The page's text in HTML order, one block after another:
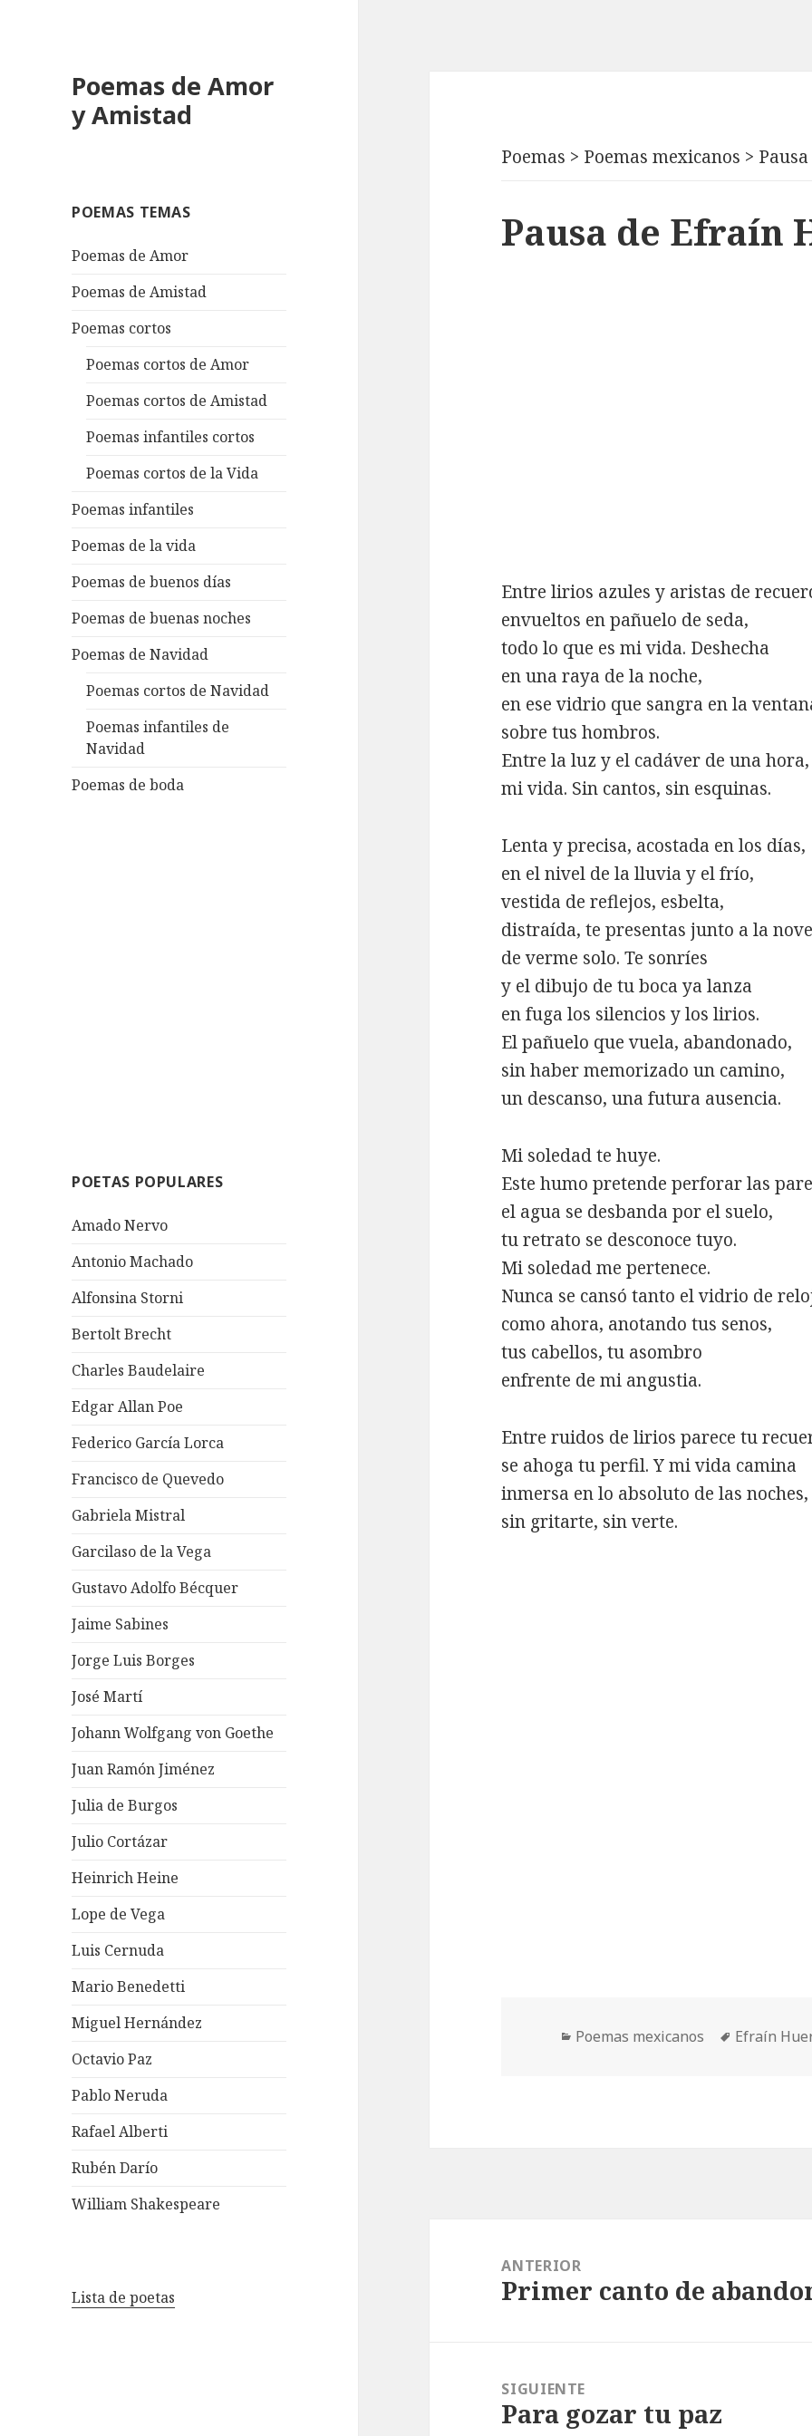
Poemas de Amor
y Amistad
POEMAS TEMAS
Poemas de Amor
Poemas de Amistad
Poemas cortos
Poemas cortos de Amor
Poemas cortos de Amistad
Poemas infantiles cortos
Poemas cortos de la Vida
Poemas infantiles
Poemas de la vida
Poemas de buenos días
Poemas de buenas noches
Poemas de Navidad
Poemas cortos de Navidad
Poemas infantiles de
Navidad
Poemas de boda
POETAS POPULARES
Amado Nervo
Antonio Machado
Alfonsina Storni
Bertolt Brecht
Charles Baudelaire
Edgar Allan Poe
Federico García Lorca
Francisco de Quevedo
Gabriela Mistral
Garcilaso de la Vega
Gustavo Adolfo Bécquer
Jaime Sabines
Jorge Luis Borges
José Martí
Johann Wolfgang von Goethe
Juan Ramón Jiménez
Julia de Burgos
Julio Cortázar
Heinrich Heine
Lope de Vega
Luis Cernuda
Mario Benedetti
Miguel Hernández
Octavio Paz
Pablo Neruda
Rafael Alberti
Rubén Darío
William Shakespeare
Lista de poetas
Poemas > Poemas mexicanos > Pausa
Pausa de Efraín
Entre lirios azules y aristas de
envueltos en pañuelo de seda,
todo lo que es mi vida. Deshecha
en una raya de la noche,
en ese vidrio que sangra en la
sobre tus hombros.
Entre la luz y el cadáver de una hora,
mi vida. Sin cantos, sin esquinas.
Lenta y precisa, acostada en los días,
en el nivel de la lluvia y el frío,
vestida de reflejos, esbelta,
distraída, te presentas junto a la
de verme solo. Te sonríes
y el dibujo de tu boca ya lanza
en fuga los silencios y los lirios.
El pañuelo que vuela, abandonado,
sin haber memorizado un camino,
un descanso, una futura ausencia.
Mi soledad te huye.
Este humo pretende perforar las
el agua se desbanda por el suelo,
tu retrato se desconoce tuyo.
Mi soledad me pertenece.
Nunca se cansó tanto el vidrio de
como ahora, anotando tus senos,
tus cabellos, tu asombro
enfrente de mi angustia.
Entre ruidos de lirios parece tu
se ahoga tu perfil. Y mi vida camina
inmersa en lo absoluto de las noches,
sin gritarte, sin verte.
Categorías
Poemas mexicanos Etiquetas
Efraín
entradas
ANTERIOR
Entrada
Primer canto de
SIGUIENTE
Entrada
Para gozar tu paz